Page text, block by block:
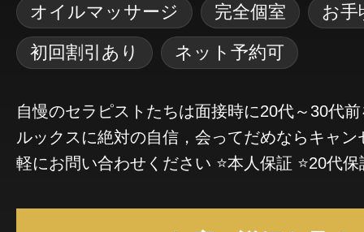
オイルマッサージ 完全個室
お手
初回割引あり
ネット予約可
自慢のセラピストたちは面接時に20代～30代
ルックスに絶対の自信，会ってだめならキャン
軽にお問い合わせください ⭐️本人保証 ⭐️20代